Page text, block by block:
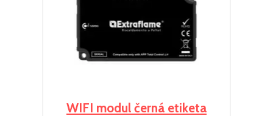
WIFI modul černá etiketa